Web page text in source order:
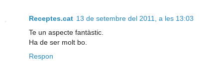
Receptes.cat 13 de setembre del 2011, a les 13:03
Te un aspecte fantàstic.
Ha de ser molt bo.
Respon